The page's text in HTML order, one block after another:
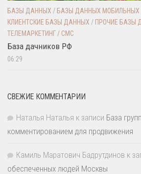
БАЗЫ ДАННЫХ / БАЗЫ ДАННЫХ МОБИЛЬНЫХ
КЛИЕНТСКИЕ БАЗЫ ДАННЫХ / ПРОЧИЕ БАЗЫ
ТЕЛЕМАРКЕТИНГ / СМС
База дачников РФ
06:29
СВЕЖИЕ КОММЕНТАРИИ
Наталья Наталья к записи База
комментированием для продвижения
Камиль Маратович Бадрутдинов к
обеспеченных людей Москвы